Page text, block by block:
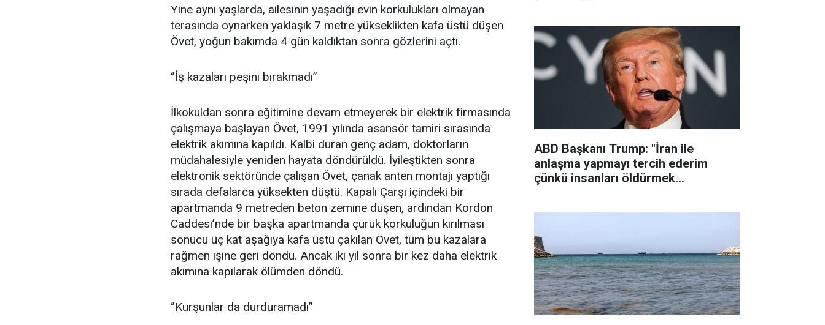
Yine aynı yaşlarda, ailesinin yaşadığı evin korkulukları olmayan
terasında oynarken yaklaşık 7 metre yükseklikten kafa üstü düşen
Övet, yoğun bakımda 4 gün kaldıktan sonra gözlerini açtı.
‘’İş kazaları peşini bırakmadı’’
İlkokuldan sonra eğitimine devam etmeyerek bir elektrik firmasında
çalışmaya başlayan Övet, 1991 yılında asansör tamiri sırasında
elektrik akımına kapıldı. Kalbi duran genç adam, doktorların
müdahalesiyle yeniden hayata döndürüldü. İyileştikten sonra
elektronik sektöründe çalışan Övet, çanak anten montajı yaptığı
sırada defalarca yüksekten düştü. Kapalı Çarşı içindeki bir
apartmanda 9 metreden beton zemine düşen, ardından Kordon
Caddesi’nde bir başka apartmanda çürük korkuluğun kırılması
sonucu üç kat aşağıya kafa üstü çakılan Övet, tüm bu kazalara
rağmen işine geri döndü. Ancak iki yıl sonra bir kez daha elektrik
akımına kapılarak ölümden döndü.
‘’Kurşunlar da durduramadı’’
ABD Başkanı Trump: "İran ile
anlaşma yapmayı tercih ederim
çünkü insanları öldürmek